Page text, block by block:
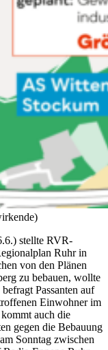
stellte RVR-
Ruhr in
von den Plänen
zu bebauen, wollte
Passanten auf
Einwohner im
auch die
gegen die Bebauung
Sonntag zwischen